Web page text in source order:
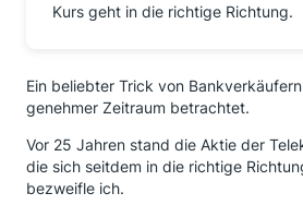
Kurs geht in die richtige Richtung.
Ein beliebter Trick von
genehmer Zeitraum betrachtet.
Vor 25 Jahren stand die Aktie der
die sich seitdem in die richtige
bezweifle ich.